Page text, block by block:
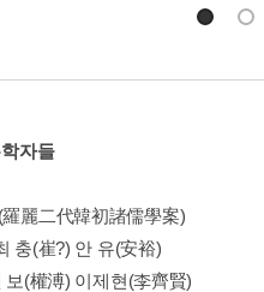
자들
麗二代韓初諸儒學案)
충(崔?) 안 유(安裕)
(權溥) 이제현(李齊賢)